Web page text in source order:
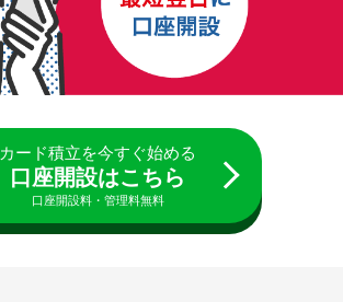
カード積立を今すぐ始める
口座開設はこちら
口座開設料・管理料無料